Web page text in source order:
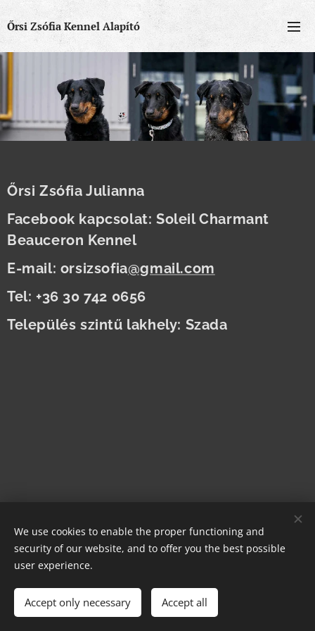
Őrsi Zsófia Kennel Alapító
Őrsi Zsófia Julianna
Facebook kapcsolat: Soleil Charmant
Beauceron Kennel
E-mail: orsizsofia@gmail.com
Tel: +36 30 742 0656
Település szintű lakhely: Szada
Cookies
Magyar
English
We use cookies to enable the proper functioning and
security of our website, and to offer you the best possible
user experience.
Accept only necessary Accept all